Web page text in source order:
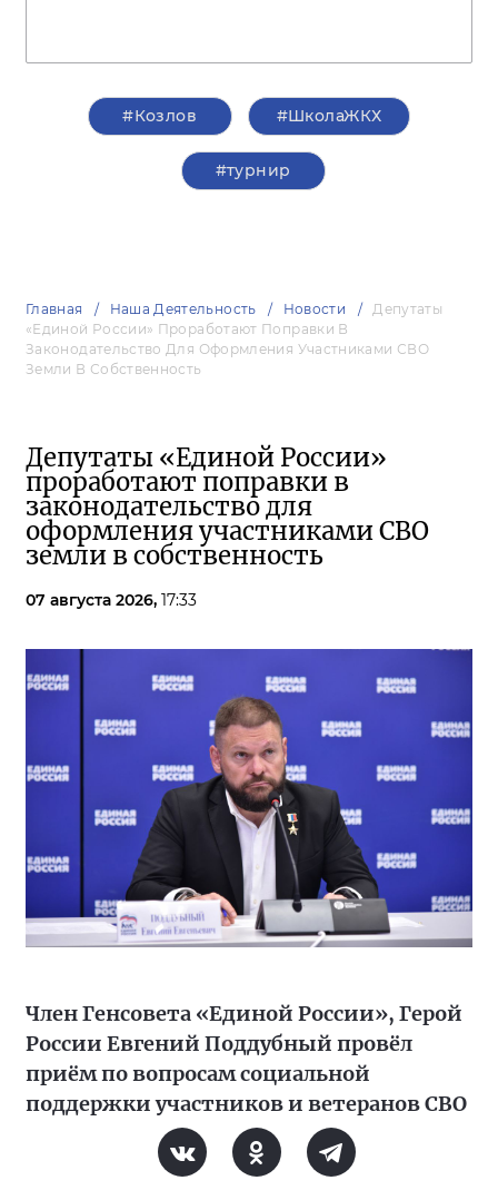
#Козлов #ШколаЖКХ
#турнир
Главная Наша Деятельность Новости
Депутаты
«Единой России» Проработают Поправки В
Законодательство Для Оформления Участниками СВО
Земли В Собственность
Депутаты «Единой России»
проработают поправки в
законодательство для
оформления участниками СВО
земли в собственность
07 августа 2026, 17:33
Член Генсовета «Единой России», Герой
России Евгений Поддубный провёл
приём по вопросам социальной
поддержки участников и ветеранов СВО